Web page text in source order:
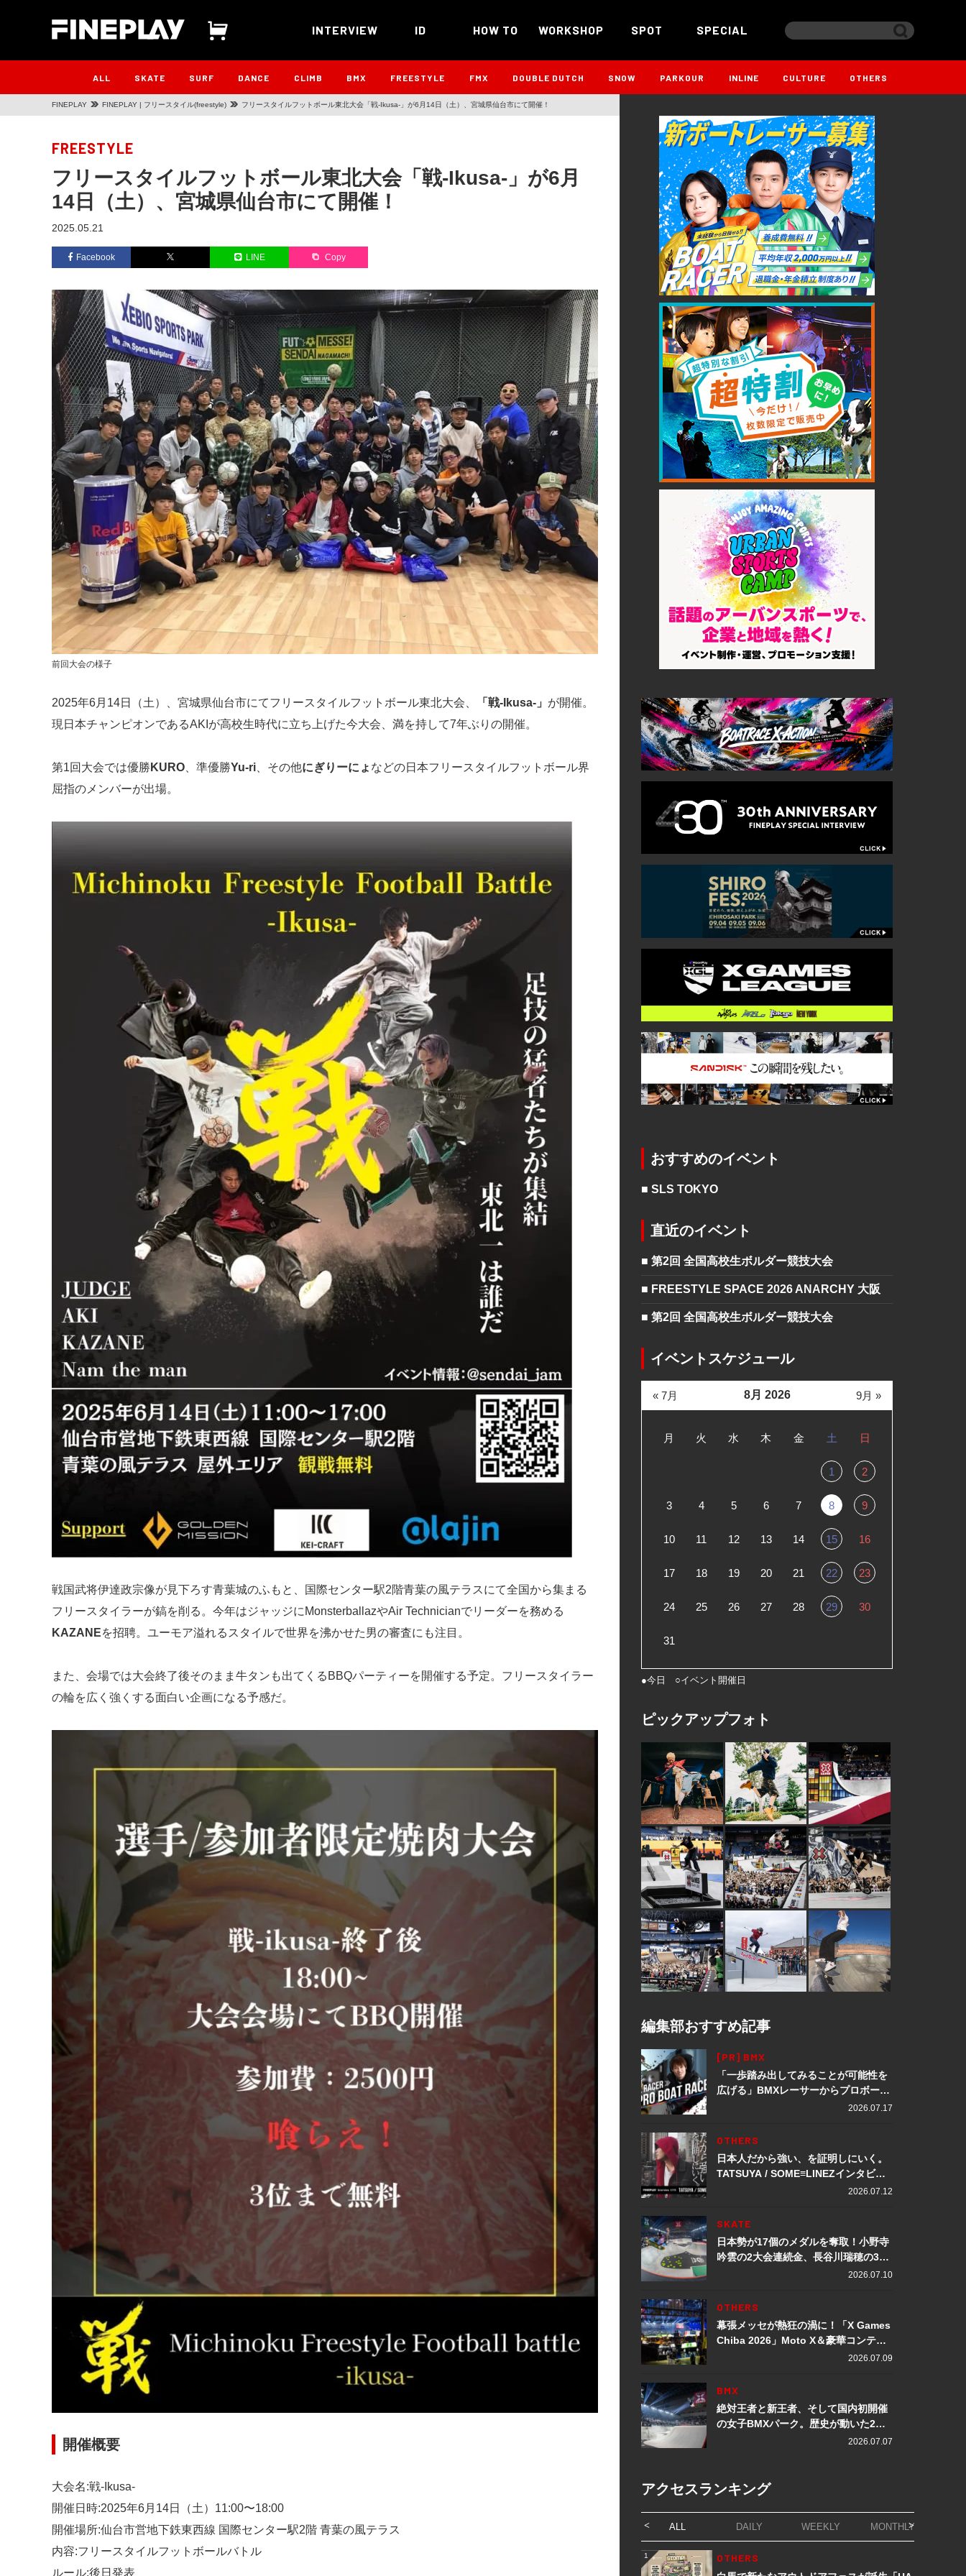
INTERVIEW ID HOW TO WORKSHOP SPOT SPECIAL
ALL SKATE SURF DANCE CLIMB BMX FREESTYLE FMX DOUBLE DUTCH SNOW PARKOUR INLINE CULTURE OTHERS
FINEPLAY FINEPLAY | フリースタイル(freestyle) フリースタイルフットボール東北大会「戦-Ikusa-」が6月14日（土）、宮城県仙台市にて開催！
FREESTYLE
フリースタイルフットボール東北大会「戦-Ikusa-」が6月
14日（土）、宮城県仙台市にて開催！
2025.05.21
Facebook LINE Copy
前回大会の様子
2025年6月14日（土）、宮城県仙台市にてフリースタイルフットボール東北大会、 「戦-Ikusa-」 が開催。
現日本チャンピオンであるAKIが高校生時代に立ち上げた今大会、満を持して7年ぶりの開催。
第1回大会では優勝 KURO 、準優勝Yu-ri 、その他にぎりーにょ などの日本フリースタイルフットボール界
屈指のメンバーが出場。
戦国武将伊達政宗像が見下ろす青葉城のふもと、国際センター駅2階青葉の風テラスにて全国から集まる
フリースタイラーが鎬を削る。今年はジャッジにMonsterballazやAir Technicianでリーダーを務める
KAZANEを招聘。ユーモア溢れるスタイルで世界を沸かせた男の審査にも注目。
また、会場では大会終了後そのまま牛タンも出てくるBBQパーティーを開催する予定。フリースタイラー
の輪を広く強くする面白い企画になる予感だ。
開催概要
大会名:戦-Ikusa-
開催日時:2025年6月14日（土）11:00〜18:00
開催場所:仙台市営地下鉄東西線 国際センター駅2階 青葉の風テラス
内容:フリースタイルフットボールバトル
ルール:後日発表
おすすめのイベント
■ SLS TOKYO
直近のイベント
■ 第2回 全国高校生ボルダー競技大会
■ FREESTYLE SPACE 2026 ANARCHY 大阪
■ 第2回 全国高校生ボルダー競技大会
イベントスケジュール
8月 2026
月 火 水 木 金 土 日
1 2
3 4 5 6 7 8 9
10 11 12 13 14 15 16
17 18 19 20 21 22 23
24 25 26 27 28 29 30
31
« 7月 9月 »
●今日 ○イベント開催日
ピックアップフォト
編集部おすすめ記事
[PR] BMX
「一歩踏み出してみることが可能性を
広げる」BMXレーサーからプロボート
レーサーへ転身。上田龍星が体現する
2026.07.17
OTHERS
日本人だから強い、を証明しにいく。
TATSUYA / SOME≡LINEZインタビュ
2026.07.12
SKATE
日本勢が17個のメダルを奪取！小野寺
吟雲の2大会連続金、長谷川瑞穂の3メ
ダル獲得など数々の快挙をプレイバッ
2026.07.10
OTHERS
幕張メッセが熱狂の渦に！「X Games
Chiba 2026」Moto X＆豪華コンテン
2026.07.09
BMX
絶対王者と新王者、そして国内初開催
の女子BMXパーク。歴史が動いた2日
2026.07.07
アクセスランキング
ALL DAILY WEEKLY MONTHLY
1 OTHERS